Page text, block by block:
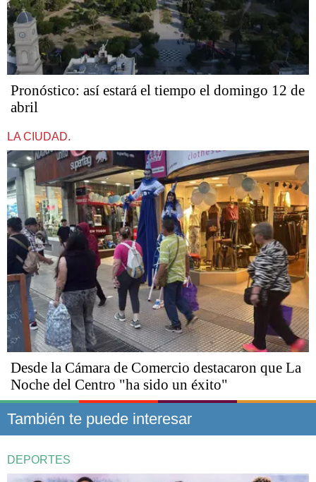
Pronóstico: así estará el tiempo el domingo 12 de
abril
LA CIUDAD.
Desde la Cámara de Comercio destacaron que La
Noche del Centro "ha sido un éxito"
También te puede interesar
DEPORTES